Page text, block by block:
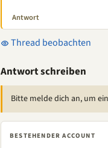
Antwort
Thread beobachten
Antwort schreiben
Bitte melde dich an, um
BESTEHENDER ACCOUNT